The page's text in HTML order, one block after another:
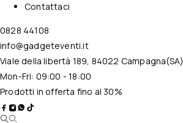
Contattaci
0828 44108
info@gadgeteventi.it
Viale della libertà 189, 84022 Campagna(SA)
Mon-Fri: 09:00 - 18:00
Prodotti in offerta fino al 30%